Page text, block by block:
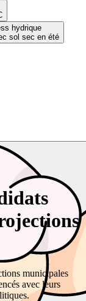
hydrique
sol sec en été
municipales
avec leurs